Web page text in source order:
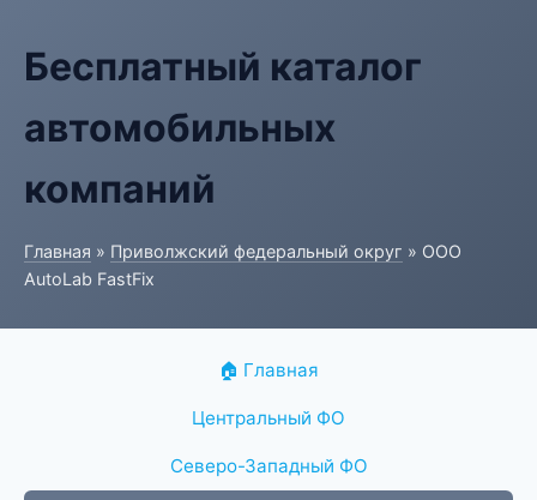
Бесплатный каталог
автомобильных
компаний
Главная » Приволжский федеральный округ » ООО
AutoLab FastFix
🏠 Главная
Центральный ФО
Северо-Западный ФО